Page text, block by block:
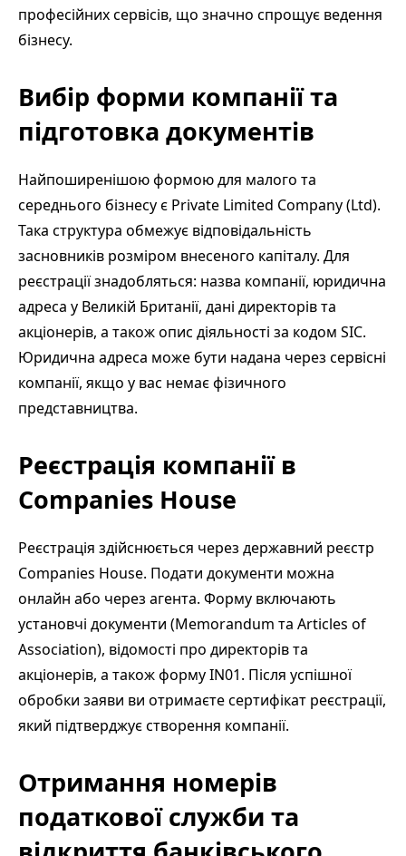
професійних сервісів, що значно спрощує ведення
бізнесу.
Вибір форми компанії та
підготовка документів
Найпоширенішою формою для малого та
середнього бізнесу є Private Limited Company (Ltd).
Така структура обмежує відповідальність
засновників розміром внесеного капіталу. Для
реєстрації знадобляться: назва компанії, юридична
адреса у Великій Британії, дані директорів та
акціонерів, а також опис діяльності за кодом SIC.
Юридична адреса може бути надана через сервісні
компанії, якщо у вас немає фізичного
представництва.
Реєстрація компанії в
Companies House
Реєстрація здійснюється через державний реєстр
Companies House. Подати документи можна
онлайн або через агента. Форму включають
установчі документи (Memorandum та Articles of
Association), відомості про директорів та
акціонерів, а також форму IN01. Після успішної
обробки заяви ви отримаєте сертифікат реєстрації,
який підтверджує створення компанії.
Отримання номерів
податкової служби та